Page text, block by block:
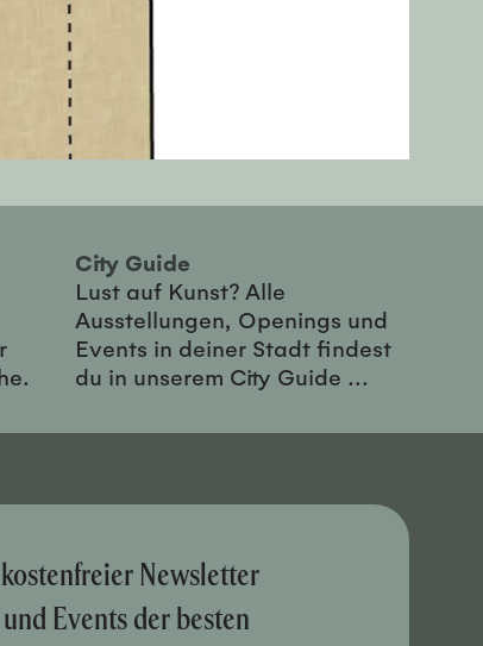
City Guide
Lust auf Kunst? Alle
Ausstellungen, Openings und
Events in deiner Stadt findest
du in unserem City Guide ...
Newsletter
Events der besten